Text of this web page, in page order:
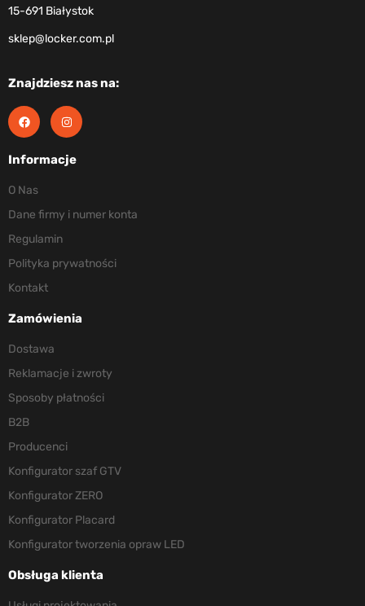
15-691 Białystok
sklep@locker.com.pl
Znajdziesz nas na:
Informacje
O Nas
Dane firmy i numer konta
Regulamin
Polityka prywatności
Kontakt
Zamówienia
Dostawa
Reklamacje i zwroty
Sposoby płatności
B2B
Producenci
Konfigurator szaf GTV
Konfigurator ZERO
Konfigurator Placard
Konfigurator tworzenia opraw LED
Obsługa klienta